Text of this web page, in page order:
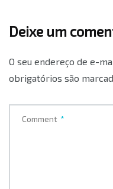
Deixe um
O seu endereço de e-
obrigatórios são
Comment *